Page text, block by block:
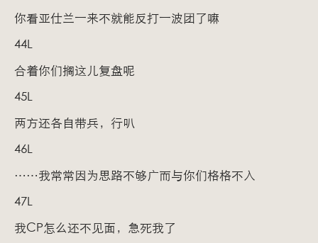
你看亚仕兰一来不就能反打一波团了嘛
44L
合着你们搁这儿复盘呢
45L
两方还各自带兵，行叭
46L
……我常常因为思路不够广而与你们格格不入
47L
我CP怎么还不见面，急死我了